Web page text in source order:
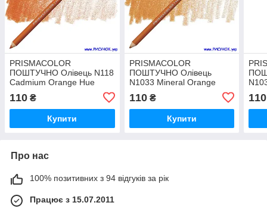
PRISMACOLOR
ПОШТУЧНО Олівець N118
Cadmium Orange Hue
110 ₴
Купити
PRISMACOLOR
ПОШТУЧНО Олівець
N1033 Mineral Orange
110₴
Купити
110
Про нас
100% позитивних з 94 відгуків за рік
Працює з 15.07.2011